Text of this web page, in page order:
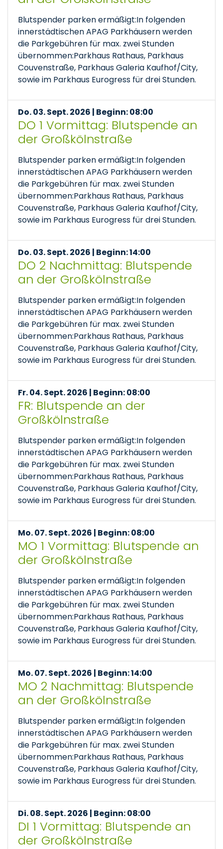
Blutspender parken ermäßigt:In folgenden
innerstädtischen APAG Parkhäusern werden
die Parkgebühren für max. zwei Stunden
übernommen:Parkhaus Rathaus, Parkhaus
Couvenstraße, Parkhaus Galeria Kaufhof/City,
sowie im Parkhaus Eurogress für drei Stunden.
Do. 03. Sept. 2026 | Beginn: 08:00
DO 1 Vormittag: Blutspende an
der Großkölnstraße
Blutspender parken ermäßigt:In folgenden
innerstädtischen APAG Parkhäusern werden
die Parkgebühren für max. zwei Stunden
übernommen:Parkhaus Rathaus, Parkhaus
Couvenstraße, Parkhaus Galeria Kaufhof/City,
sowie im Parkhaus Eurogress für drei Stunden.
Do. 03. Sept. 2026 | Beginn: 14:00
DO 2 Nachmittag: Blutspende
an der Großkölnstraße
Blutspender parken ermäßigt:In folgenden
innerstädtischen APAG Parkhäusern werden
die Parkgebühren für max. zwei Stunden
übernommen:Parkhaus Rathaus, Parkhaus
Couvenstraße, Parkhaus Galeria Kaufhof/City,
sowie im Parkhaus Eurogress für drei Stunden.
Fr. 04. Sept. 2026 | Beginn: 08:00
FR: Blutspende an der
Großkölnstraße
Blutspender parken ermäßigt:In folgenden
innerstädtischen APAG Parkhäusern werden
die Parkgebühren für max. zwei Stunden
übernommen:Parkhaus Rathaus, Parkhaus
Couvenstraße, Parkhaus Galeria Kaufhof/City,
sowie im Parkhaus Eurogress für drei Stunden.
Mo. 07. Sept. 2026 | Beginn: 08:00
MO 1 Vormittag: Blutspende an
der Großkölnstraße
Blutspender parken ermäßigt:In folgenden
innerstädtischen APAG Parkhäusern werden
die Parkgebühren für max. zwei Stunden
übernommen:Parkhaus Rathaus, Parkhaus
Couvenstraße, Parkhaus Galeria Kaufhof/City,
sowie im Parkhaus Eurogress für drei Stunden.
Mo. 07. Sept. 2026 | Beginn: 14:00
MO 2 Nachmittag: Blutspende
an der Großkölnstraße
Blutspender parken ermäßigt:In folgenden
innerstädtischen APAG Parkhäusern werden
die Parkgebühren für max. zwei Stunden
übernommen:Parkhaus Rathaus, Parkhaus
Couvenstraße, Parkhaus Galeria Kaufhof/City,
sowie im Parkhaus Eurogress für drei Stunden.
Di. 08. Sept. 2026 | Beginn: 08:00
DI 1 Vormittag: Blutspende an
der Großkölnstraße